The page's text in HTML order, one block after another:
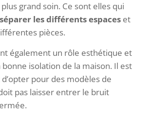
grand soin. Ce sont elles qui
séparer les différents espaces et
pièces.
également un rôle esthétique et
isolation de la maison. Il est
pour des modèles de
pas laisser entrer le bruit